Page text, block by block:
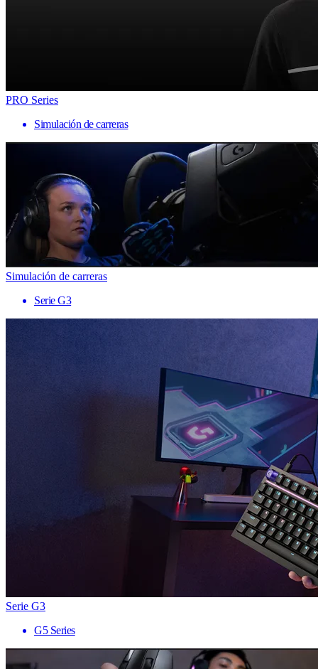
PRO Series
Simulación de carreras
Simulación de carreras
Serie G3
Serie G3
G5 Series